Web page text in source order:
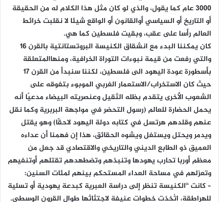
3000 عام كما يقول، والذي لو كان مثل هذا الكلام له من الحقيقة
أو التاريخ أو السياسي أوالقانون أو الواقع شيئا لا نقلبت خرائط
العالم رأسا على عقب، وبقيت فلسطين كما هي.
كان يمكننا البدء مع انشقاق الكنيسة البروتستانتية بالقرن 16
والتي رفعت من قيمة نبوءات التوراة الخرافية، ومنهاالمتعلقة
بأسطورة عودة اليهود الى فلسطين، لكننا سنبدأ من القرن 17
حيث كان الاستخراب/الاستعمار الغربي الموبوء بتفوقه على
الشعوب الأخرى يتقدم بظله الثقيل وعنصريته البيضاء مدعيًا أنه
يحمل الحضارة للعالم (رسول التحضر في مواجهة البربرية وكما نقل
عنهم وقلدهم هرتسل في كتابه دولة اليهود لاحقًا) وهو يقتل
ويدمر ويحتل ويستغل ويشوه الحقائق، هذا إن فهمنا أن عداءه
العميق ذو الطابع الديني والتاريخي والاقتصادي قد جعل من
معظم أوربا تحارب يهودها وتنبذهم وتضطهدهم تقتلهم أوتنفيهم
وتعزلهم في مساحة العداء المستحكم بينهم لمئات السنين:
– كانت “الكنيسة تنظر إلى دراسة العبرية كبدعة يهودية أو تسلية
للهراطقة، اتُخذت خطوات عنيفة لاجتثاثها طوال القرون الوسطى.